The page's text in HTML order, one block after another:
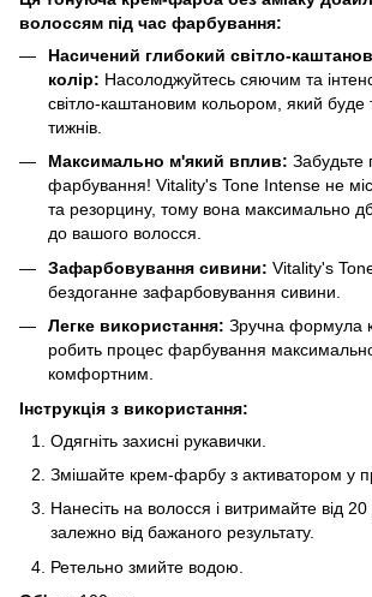
волоссям під час фарбування:
Насичений глибокий світло-
колір: Насолоджуйтесь сяючим та
світло-каштановим кольором, який
тижнів.
Максимально м'який вплив: Забудьте
фарбування! Vitality's Tone Intense не
та резорцину, тому вона максимально
до вашого волосся.
Зафарбовування сивини: Vitality's
бездоганне зафарбовування сивини.
Легке використання: Зручна формула
робить процес фарбування
комфортним.
Інструкція з використання:
Одягніть захисні рукавички.
Змішайте крем-фарбу з активатором у
Нанесіть на волосся і витримайте від
залежно від бажаного результату.
Ретельно змийте водою.